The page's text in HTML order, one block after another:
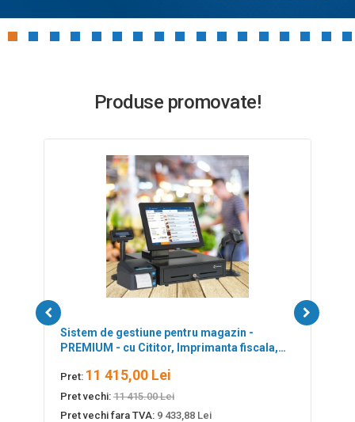
Produse promovate!
Sistem de gestiune pentru magazin -
PREMIUM - cu Cititor, Imprimanta fiscala,
Retail
Pret: 11 415,00 Lei
Pret vechi: 11 415.00 Lei
Pret vechi fara TVA: 9 433,88 Lei